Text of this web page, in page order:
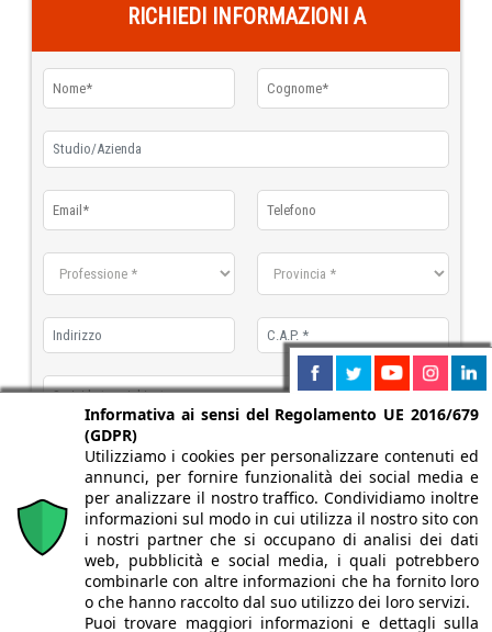
RICHIEDI INFORMAZIONI A
dichiaro di aver letto e accettatol'informativa sulla privacy
Informativa ai sensi del Regolamento UE 2016/679
(GDPR)
Utilizziamo i cookies per personalizzare contenuti ed
annunci, per fornire funzionalità dei social media e
per analizzare il nostro traffico. Condividiamo inoltre
informazioni sul modo in cui utilizza il nostro sito con
i nostri partner che si occupano di analisi dei dati
web, pubblicità e social media, i quali potrebbero
combinarle con altre informazioni che ha fornito loro
o che hanno raccolto dal suo utilizzo dei loro servizi.
Puoi trovare maggiori informazioni e dettagli sulla